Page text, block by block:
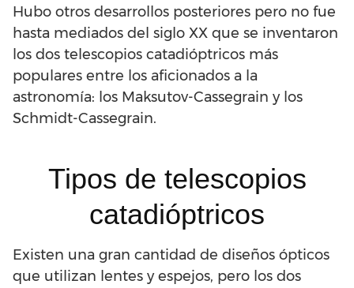
Hubo otros desarrollos posteriores pero no fue
hasta mediados del siglo XX que se inventaron
los dos telescopios catadióptricos más
populares entre los aficionados a la
astronomía: los Maksutov-Cassegrain y los
Schmidt-Cassegrain.
Tipos de telescopios
catadióptricos
Existen una gran cantidad de diseños ópticos
que utilizan lentes y espejos, pero los dos